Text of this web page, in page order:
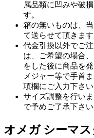
属品類に凹みや破
す。
箱の無いものは、
て送らせて頂きます
代金引換以外でご
は、ご希望の場合
をした後に商品を
メジャー等で手首
項欄にご入力下さい
サイズ調整を行い
で予めご了承下さい
オメガ シーマ